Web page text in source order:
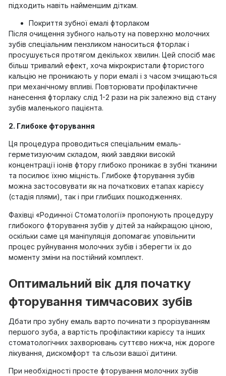
підходить навіть найменшим діткам.
Покриття зубної емалі фторлаком
Після очищення зубного нальоту на поверхню молочних
зубів спеціальним пензликом наноситься фторлак і
просушується протягом декількох хвилин. Цей спосіб має
більш тривалий ефект, хоча мікрокристали фтористого
кальцію не проникають у пори емалі і з часом зчищаються
при механічному впливі. Повторювати профілактичне
нанесення фторлаку слід 1-2 рази на рік залежно від стану
зубів маленького пацієнта.
2. Глибоке фторування
Ця процедура проводиться спеціальним емаль-
герметизуючим складом, який завдяки високій
концентрації іонів фтору глибоко проникає в зубні тканини
та посилює їхню міцність. Глибоке фторування зубів
можна застосовувати як на початкових етапах карієсу
(стадія плями), так і при глибших пошкодженнях.
Фахівці «Родинної Стоматології» пропонують процедуру
глибокого фторування зубів у дітей за найкращою ціною,
оскільки саме ця маніпуляція допомагає уповільнити
процес руйнування молочних зубів і зберегти їх до
моменту зміни на постійний комплект.
Оптимальний вік для початку
фторування тимчасових зубів
Дбати про зубну емаль варто починати з прорізуванням
першого зуба, а вартість профілактики карієсу та інших
стоматологічних захворювань суттєво нижча, ніж дороге
лікування, дискомфорт та сльози вашої дитини.
При необхідності просте фторування молочних зубів